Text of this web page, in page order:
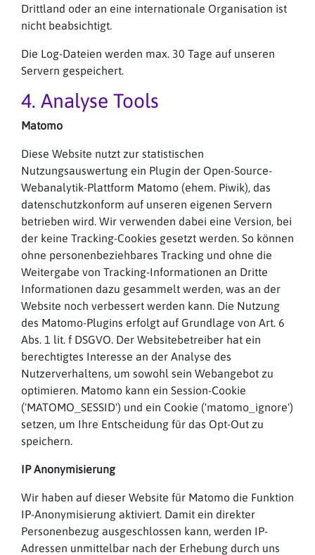
Drittland oder an eine internationale Organisation ist
nicht beabsichtigt.
Die Log-Dateien werden max. 30 Tage auf unseren
Servern gespeichert.
4. Analyse Tools
Matomo
Diese Website nutzt zur statistischen
Nutzungsauswertung ein Plugin der Open-Source-
Webanalytik-Plattform Matomo (ehem. Piwik), das
datenschutzkonform auf unseren eigenen Servern
betrieben wird. Wir verwenden dabei eine Version, bei
der keine Tracking-Cookies gesetzt werden. So können
ohne personenbeziehbares Tracking und ohne die
Weitergabe von Tracking-Informationen an Dritte
Informationen dazu gesammelt werden, was an der
Website noch verbessert werden kann. Die Nutzung
des Matomo-Plugins erfolgt auf Grundlage von Art. 6
Abs. 1 lit. f DSGVO. Der Websitebetreiber hat ein
berechtigtes Interesse an der Analyse des
Nutzerverhaltens, um sowohl sein Webangebot zu
optimieren. Matomo kann ein Session-Cookie
('MATOMO_SESSID') und ein Cookie ('matomo_ignore')
setzen, um Ihre Entscheidung für das Opt-Out zu
speichern.
IP Anonymisierung
Wir haben auf dieser Website für Matomo die Funktion
IP-Anonymisierung aktiviert. Damit ein direkter
Personenbezug ausgeschlossen kann, werden IP-
Adressen unmittelbar nach der Erhebung durch uns